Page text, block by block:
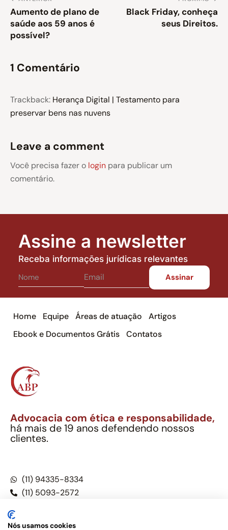
Aumento de plano de
saúde aos 59 anos é
possível?
Black Friday, conheça
seus Direitos.
1 Comentário
Trackback: Herança Digital | Testamento para
preservar bens nas nuvens
Leave a comment
Você precisa fazer o login para publicar um
comentário.
Assine a newsletter
Receba informações jurídicas relevantes
Home Equipe Áreas de atuação
Artigos
Ebook e Documentos Grátis
Contatos
Advocacia com ética e responsabilidade,
há mais de 19 anos defendendo nossos
clientes.
(11) 94335-8334
(11) 5093-2572
Nós usamos cookies